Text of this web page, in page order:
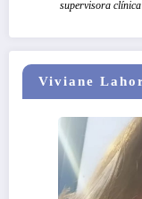
supervisora
Viviane